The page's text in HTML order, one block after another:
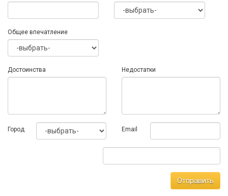
Общее впечатление
Достоинства Недостатки
Город Email
Отправить